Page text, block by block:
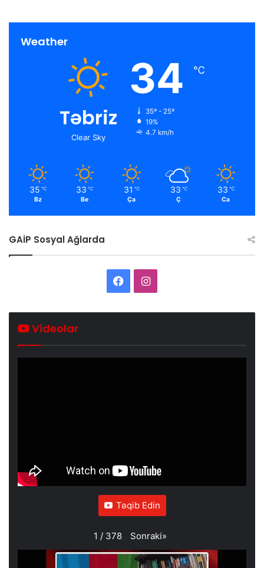
Weather
Təbriz
Clear Sky
34 ℃
35º - 25º
19%
4.7 km/h
35 ℃
Bz
33 ℃
Be
31 ℃
Ça
33 ℃
Ç
33 ℃
Ca
GAİP Sosyal Ağlarda
FacebookInstagram
Videolar
Təqib Edin
1 / 378 Sonraki»